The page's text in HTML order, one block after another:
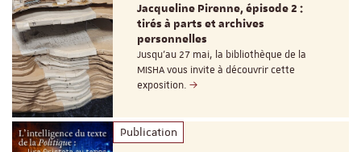
Jacqueline Pirenne, épisode 2 :
tirés à parts et archives
personnelles
Jusqu’au 27 mai, la bibliothèque de la
MISHA vous invite à découvrir cette
exposition.
Publication